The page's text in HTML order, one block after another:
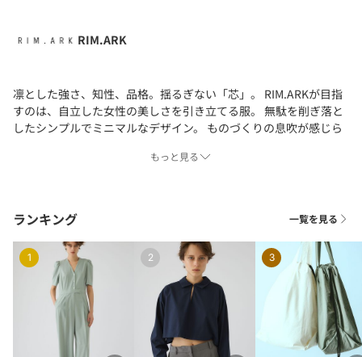
RIM.ARK
凛とした強さ、知性、品格。揺るぎない「芯」。 RIM.ARKが目指
すのは、自立した女性の美しさを引き立てる服。 無駄を削ぎ落と
したシンプルでミニマルなデザイン。 ものづくりの息吹が感じら
ムレスで本質的なアイテムを通して 纏う人の内面的な豊かさを表
ができる服。 RIM.ARKの「芯」が心のどこかに響いて手に取って
くださった方に 長く大切に着続けていただけるような服を。
もっと見る
ランキング 一覧を見る
1 2 3